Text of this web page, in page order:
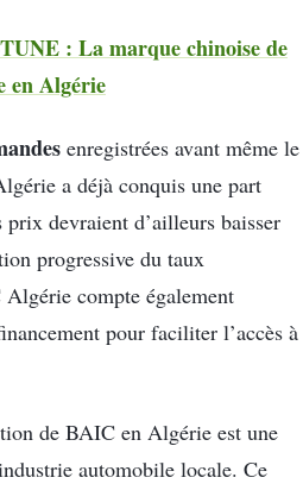
: La marque chinoise de
en Algérie
enregistrées avant même le
a déjà conquis une part
devraient d’ailleurs baisser
progressive du taux
compte également
pour faciliter l’accès à
de BAIC en Algérie est une
automobile locale. Ce